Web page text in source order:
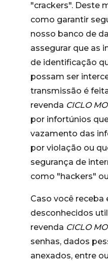
"crackers". Deste
como garantir
nosso banco de
assegurar que as
de identificação
possam ser
transmissão é
revenda CICLO
por infortúnios
vazamento das
por violação ou
segurança de
como "hackers"
Caso você
desconhecidos
revenda CICLO
senhas, dados
anexados, entre